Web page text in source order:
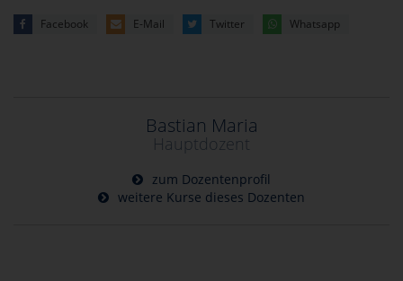
Facebook E-Mail Twitter Whatsapp
Bastian Maria
Hauptdozent
zum Dozentenprofil
weitere Kurse dieses Dozenten